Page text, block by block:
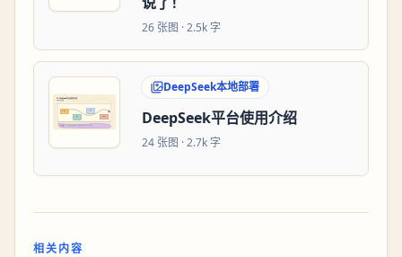
26 张图 ·2.5k 字
DeepSeek本地部署
DeepSeek平台使用介绍
24 张图 ·2.7k 字
相关内容